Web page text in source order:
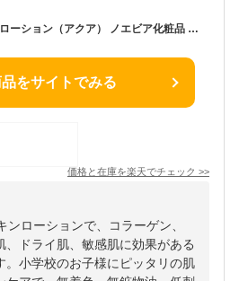
ノエビア 99プラス スキンローション（アクア） ノエビア化粧品 化粧水 化粧液 NOEVIR 高保湿 コラーゲン ヒアルロン酸 乾燥肌 乾燥 しっとり ドライ肌 敏感肌 うるおい 潤い エイジング 年齢肌 くすみ ツヤ つや 無着色 無鉱物油 低刺激 とろみ ニキビ 人気 おすすめ
をサイトでみる
価格と在庫を楽天でチェック >>
ンローションで、コラーゲン、
、ドライ肌、敏感肌に効果がある
。小学校のお子様にピッタリの肌